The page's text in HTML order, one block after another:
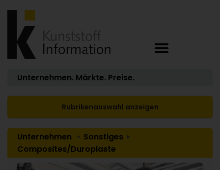
Unternehmen. Märkte. Preise.
Rubrikenauswahl anzeigen
Unternehmen
Sonstiges
Composites/Duroplaste